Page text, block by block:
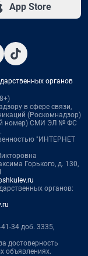
App Store
органов
в сфере связи,
(Роскомнадзор)
номер) СМИ ЭЛ № ФС
"ИНТЕРНЕТ
Горького, д. 130,
органов:
34 доб. 3335,
достоверность
объявлениях.